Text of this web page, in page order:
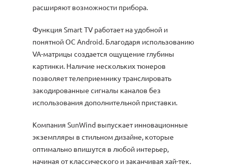
расширяют возможности прибора.
Функция Smart TV работает на удобной и
понятной ОС Android. Благодаря использованию
VA-матрицы создается ощущение глубины
картинки. Наличие нескольких тюнеров
позволяет телеприемнику транслировать
закодированные сигналы каналов без
использования дополнительной приставки.
Компания SunWind выпускает инновационные
экземпляры в стильном дизайне, которые
оптимально впишутся в любой интерьер,
начиная от классического и заканчивая хай-тек.